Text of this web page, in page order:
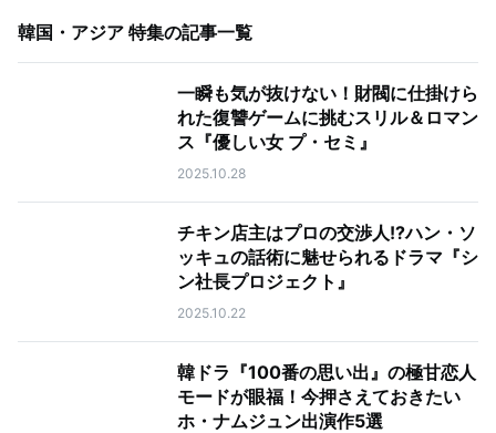
韓国・アジア 特集の記事一覧
一瞬も気が抜けない！財閥に仕掛けら
れた復讐ゲームに挑むスリル＆ロマン
ス『優しい女 プ・セミ』
2025.10.28
チキン店主はプロの交渉人!?ハン・ソ
ッキュの話術に魅せられるドラマ『シ
ン社長プロジェクト』
2025.10.22
韓ドラ『100番の思い出』の極甘恋人
モードが眼福！今押さえておきたい
ホ・ナムジュン出演作5選